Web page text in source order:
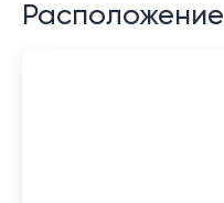
Расположение